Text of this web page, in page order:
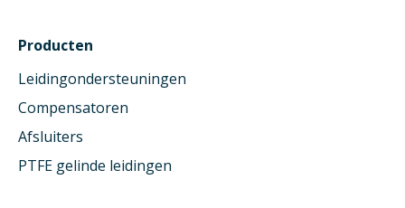
Producten
Leidingondersteuningen
Compensatoren
Afsluiters
PTFE gelinde leidingen